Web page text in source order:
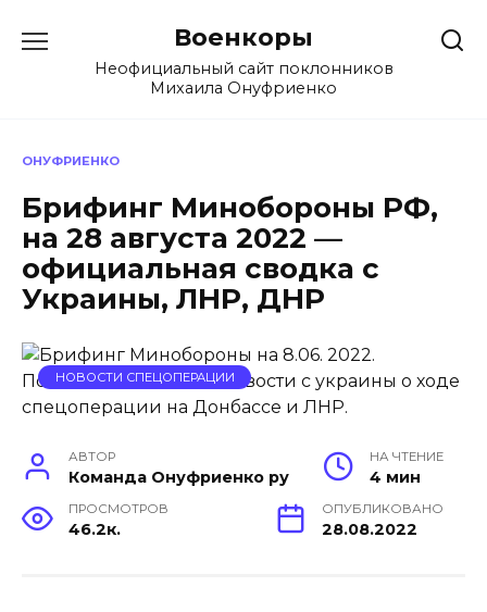
содержанию
Военкоры
Неофициальный сайт поклонников
Михаила Онуфриенко
ОНУФРИЕНКО
Брифинг Минобороны РФ,
на 28 августа 2022 —
официальная сводка с
Украины, ЛНР, ДНР
НОВОСТИ СПЕЦОПЕРАЦИИ
АВТОР
Команда Онуфриенко ру
НА ЧТЕНИЕ
4 мин
ПРОСМОТРОВ
46.2к.
ОПУБЛИКОВАНО
28.08.2022